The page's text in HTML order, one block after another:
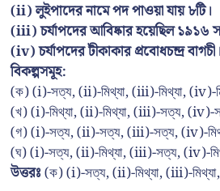
(ii) লুইপাদের নামে পদ পাওয়া যায় ৮টি।
(iii) চর্যাপদের আবিষ্কার হয়েছিল ১৯১৬
(iv) চর্যাপদের টীকাকার প্রবোধচন্দ্র বাগচী।
বিকল্পসমূহ:
(ক) (i)-সত্য, (ii)-মিথ্যা, (iii)-মিথ্যা, (iv)-
(খ) (i)-মিথ্যা, (ii)-মিথ্যা, (iii)-সত্য, (iv)-
(গ) (i)-সত্য, (ii)-সত্য, (iii)-সত্য, (iv)-
(ঘ) (i)-সত্য, (ii)-মিথ্যা, (iii)-সত্য, (iv)-
উত্তরঃ(ক) (i)-সত্য, (ii)-মিথ্যা, (iii)-